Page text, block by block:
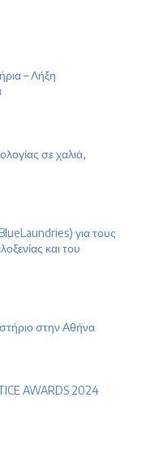
– Λήξη
σε χαλιά,
για τους
και του
στην Αθήνα
AWARDS 2024